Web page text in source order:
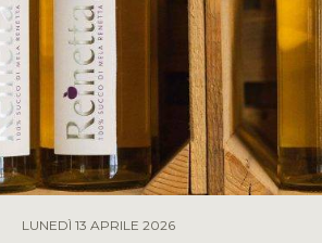
LUNEDÌ 13 APRILE 2026